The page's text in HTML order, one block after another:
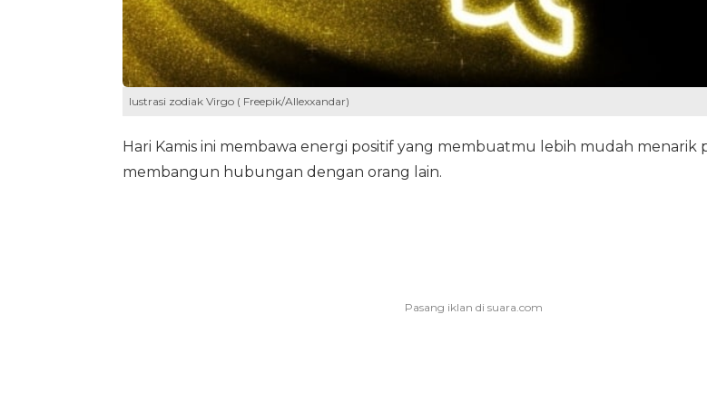
lustrasi zodiak Virgo ( Freepik/Allexxandar)
Hari Kamis ini membawa energi positif yang membuatmu lebih mudah menarik
membangun hubungan dengan orang lain.